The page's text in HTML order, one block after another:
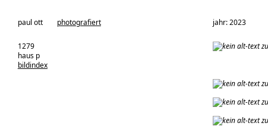
paul ott photografiert jahr: 2023
1279
haus p
bildindex